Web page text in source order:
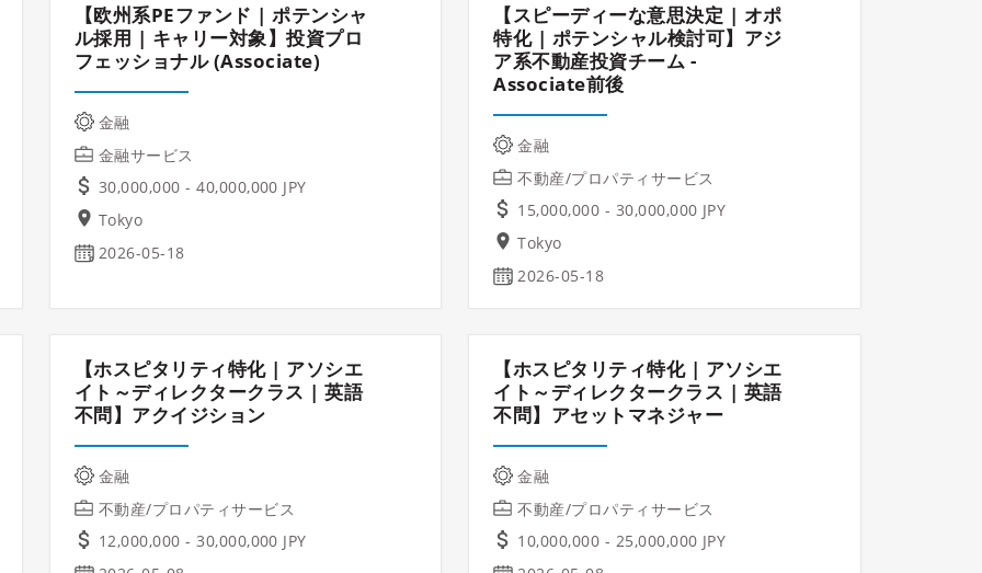
【欧州系PEファンド | ポテンシャ
ル採用 | キャリー対象】投資プロ
フェッショナル (Associate)
金融
金融サービス
30,000,000 - 40,000,000 JPY
Tokyo
2026-05-18
【スピーディーな意思決定 | オポ
特化 | ポテンシャル検討可】アジ
ア系不動産投資チーム -
Associate前後
金融
不動産/プロパティサービス
15,000,000 - 30,000,000 JPY
Tokyo
2026-05-18
【ホスピタリティ特化 | アソシエ
イト～ディレクタークラス | 英語
不問】アクイジション
金融
不動産/プロパティサービス
12,000,000 - 30,000,000 JPY
【ホスピタリティ特化 | アソシエ
イト～ディレクタークラス | 英語
不問】アセットマネジャー
金融
不動産/プロパティサービス
10,000,000 - 25,000,000 JPY